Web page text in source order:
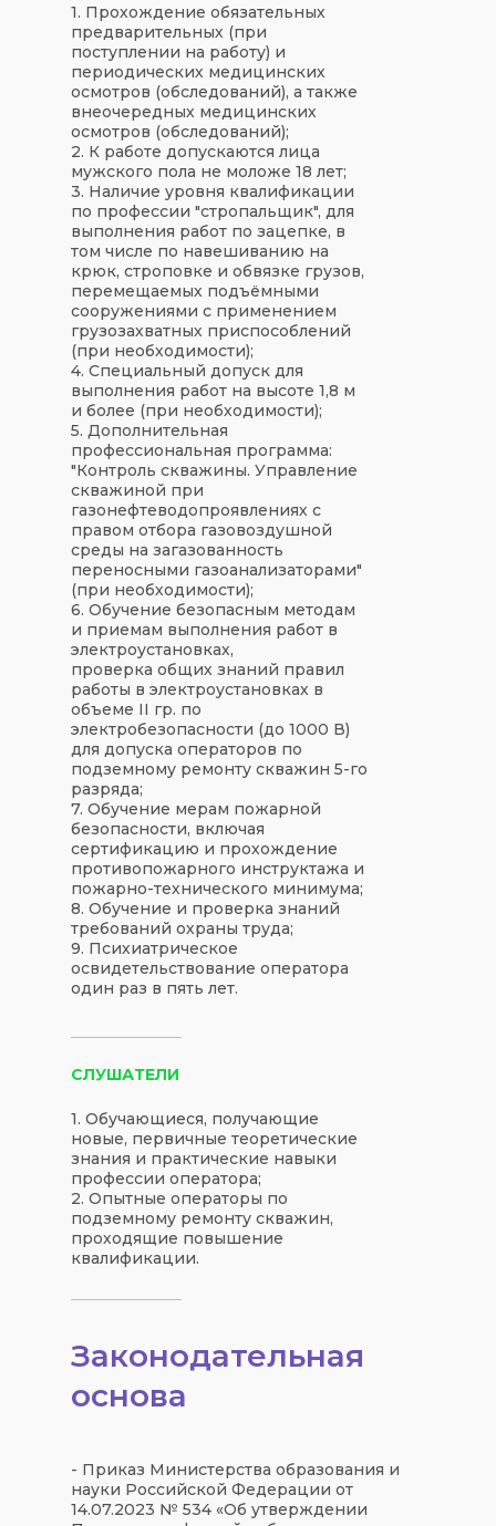
СЛУШАТЕЛИ
1. Обучающиеся, получающие
новые, первичные теоретические
знания и практические навыки
профессии оператора;
2. Опытные операторы по
подземному ремонту скважин,
проходящие повышение
квалификации.
1. Прохождение обязательных
предварительных (при
поступлении на работу) и
периодических медицинских
осмотров (обследований), а также
внеочередных медицинских
осмотров (обследований);
2. К работе допускаются лица
мужского пола не моложе 18 лет;
3. Наличие уровня квалификации
по профессии "стропальщик", для
выполнения работ по зацепке, в
том числе по навешиванию на
крюк, строповке и обвязке грузов,
перемещаемых подъёмными
сооружениями с применением
грузозахватных приспособлений
(при необходимости);
4. Специальный допуск для
выполнения работ на высоте 1,8 м
и более (при необходимости);
5. Дополнительная
профессиональная программа:
"Контроль скважины. Управление
скважиной при
газонефтеводопроявлениях с
правом отбора газовоздушной
среды на загазованность
переносными газоанализаторами"
(при необходимости);
6. Обучение безопасным методам
и приемам выполнения работ в
электроустановках,
проверка общих знаний правил
работы в электроустановках в
объеме II гр. по
электробезопасности (до 1000 В)
для допуска операторов по
подземному ремонту скважин 5-го
разряда;
7. Обучение мерам пожарной
безопасности, включая
сертификацию и прохождение
противопожарного инструктажа и
пожарно-технического минимума;
8. Обучение и проверка знаний
требований охраны труда;
9. Психиатрическое
освидетельствование оператора
один раз в пять лет.
Законодательная
основа
- Приказ Министерства образования и
науки Российской Федерации от
14.07.2023 № 534 «Об утверждении